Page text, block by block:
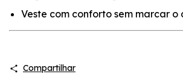
Veste com conforto sem marcar o
Compartilhar